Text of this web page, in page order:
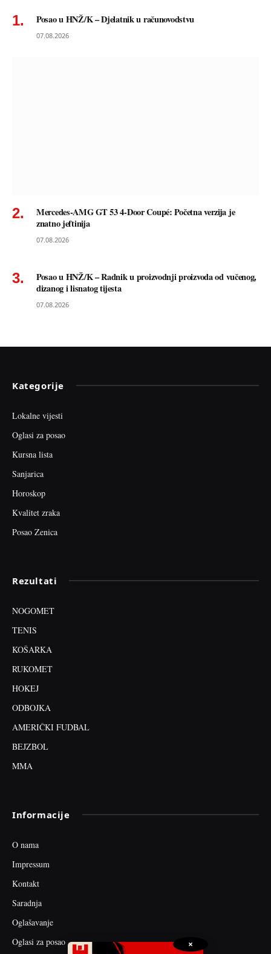
Posao u HNŽ/K – Djelatnik u računovodstvu
07.08.2026
Mercedes-AMG GT 53 4-Door Coupé: Početna verzija je
znatno jeftinija
07.08.2026
Posao u HNŽ/K – Radnik u proizvodnji proizvoda od vučenog,
dizanog i lisnatog tijesta
07.08.2026
Kategorije
Lokalne vijesti
Oglasi za posao
Kursna lista
Sanjarica
Horoskop
Kvalitet zraka
Posao Zenica
Rezultati
NOGOMET
TENIS
KOŠARKA
RUKOMET
HOKEJ
ODBOJKA
AMERIČKI FUDBAL
BEJZBOL
MMA
Informacije
O nama
Impressum
Kontakt
Saradnja
Oglašavanje
Oglasi za posao
×